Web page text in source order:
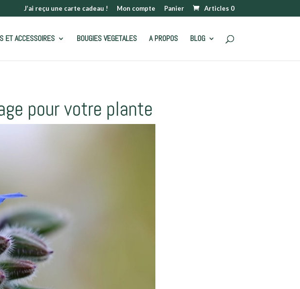
J’ai reçu une carte cadeau ! Mon compte Panier Articles 0
ET ACCESSOIRES BOUGIES VEGETALES A PROPOS BLOG
pour votre plante